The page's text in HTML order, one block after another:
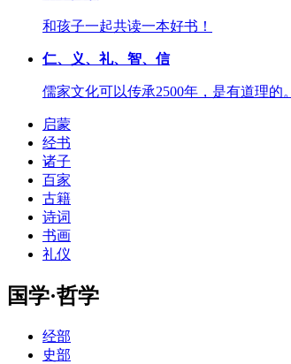
和孩子一起共读一本好书！
仁、义、礼、智、信
儒家文化可以传承2500年，是有道理的。
启蒙
经书
诸子
百家
古籍
诗词
书画
礼仪
国学·哲学
经部
史部